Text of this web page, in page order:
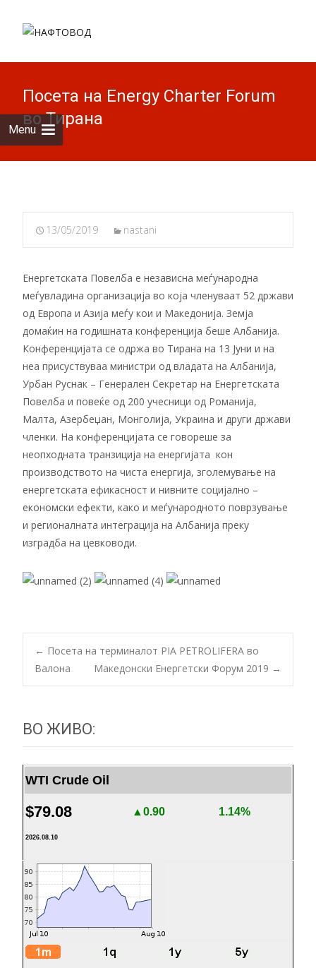
Menu
Посета на Energy Charter Forum
во Тирана
13/05/2019 nastani
Енергетската Повелба е независна меѓународна
меѓувладина организација во која членуваат 52 држави
од Европа и Азија меѓу кои и Македонија. Земја
домаќин на годишната конференција беше Албанија.
Конференцијата се одржа во Тирана на 13 Јуни и на
неа присуствуваа министри од владата на Албанија,
Урбан Руснак – Генерален Секретар на Енергетската
Повелба и повеќе од 200 учесници од Романија,
Малта, Азербеџан, Монголија, Украина и други држави
членки. На конференцијата се говореше за
неопходната транзиција на енергијата кон
производството на чиста енергија, зголемување на
енергетската ефикасност и нивните социјално –
економски ефекти, како и меѓународното поврзување
и регионалната интеграција на Албанија преку
изградба на цевководи.
Post navigation
← Посета на терминалот PIA PETROLIFERA во
Валона
Македонски Енергетски Форум 2019 →
ВО ЖИВО:
WTI Crude Oil
$79.08 ▲0.90 1.14%
2026.08.10